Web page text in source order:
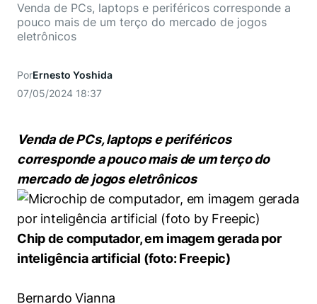
Todas as Engenharias
Engenharia de Computação
Engenharia de Produção
Engenharia Mecânica
Busca por Áreas de Conhecimento
Student Life
Como funciona
Prêmio Duda Ermírio de Moraes
Como funciona
Resolução Eficaz de Problemas
Oportunidade de Negócios
Trabalhe conosco
Sala de Imprensa
Projetos Sociais
Lista de doadores
Pesquisa no Insper
Centros de Conhecimento
Cátedras
Centro de Dados e IA
Repositório Institucional
Pesquisa na Graduação
Seminários Acadêmicos
Comitê de Ética em Pesquisa
Conteúdos
Eventos
Notícias
Youtube
Instagram
Linkedin
Direito
Corpo Docente
Áreas de Conhecimento
Prêmios de Excelência
Ensino e aprendizagem
Atendimento
Visite o Insper
Canal de Ética
Ouvidoria
Venda de PCs, laptops e periféricos corresponde a
pouco mais de um terço do mercado de jogos
eletrônicos
PorErnesto Yoshida
07/05/2024 18:37
Venda de PCs, laptops e periféricos
corresponde a pouco mais de um terço do
mercado de jogos eletrônicos
Chip de computador, em imagem gerada por
inteligência artificial (foto: Freepic)
Bernardo Vianna